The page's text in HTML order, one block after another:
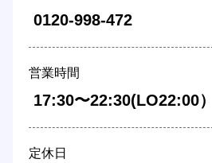
0120-998-472
営業時間
17:30〜22:30(LO22:00）
定休日